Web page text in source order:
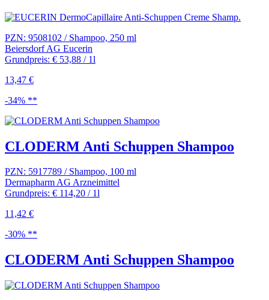
PZN: 9508102 / Shampoo, 250 ml
Beiersdorf AG Eucerin
Grundpreis: € 53,88 / 1l
13,47 €
-34% **
CLODERM Anti Schuppen Shampoo
PZN: 5917789 / Shampoo, 100 ml
Dermapharm AG Arzneimittel
Grundpreis: € 114,20 / 1l
11,42 €
-30% **
CLODERM Anti Schuppen Shampoo